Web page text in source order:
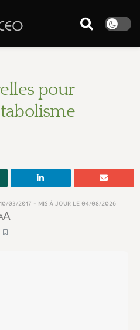
pour
10/03/2017 - MIS À JOUR LE 04/08/2026
A